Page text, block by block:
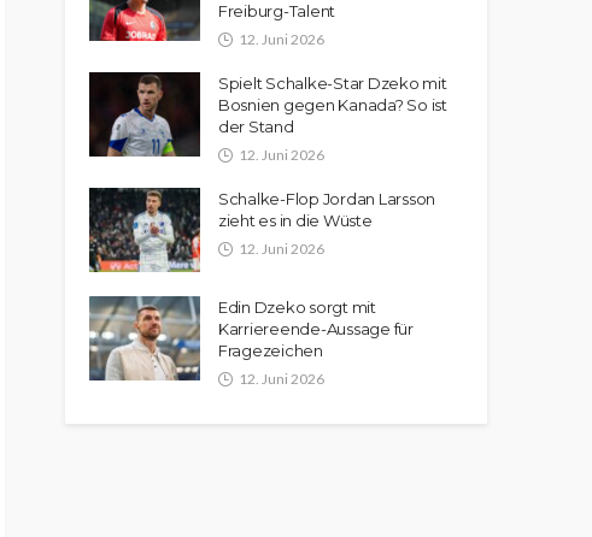
Freiburg-Talent
12. Juni 2026
Spielt Schalke-Star Dzeko mit
Bosnien gegen Kanada? So ist
der Stand
12. Juni 2026
Schalke-Flop Jordan Larsson
zieht es in die Wüste
12. Juni 2026
Edin Dzeko sorgt mit
Karriereende-Aussage für
Fragezeichen
12. Juni 2026